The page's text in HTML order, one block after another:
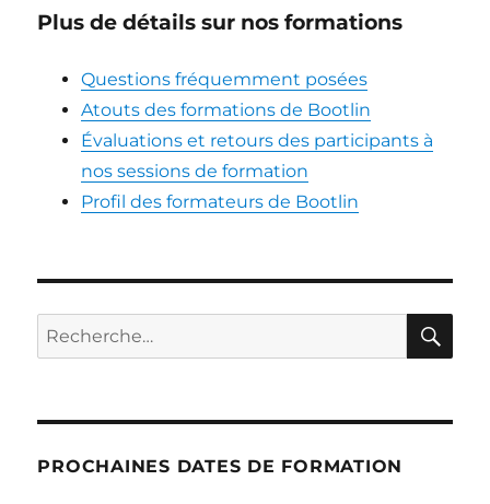
Plus de détails sur nos formations
Questions fréquemment posées
Atouts des formations de Bootlin
Évaluations et retours des participants à
nos sessions de formation
Profil des formateurs de Bootlin
Recherche
pour :
PROCHAINES DATES DE FORMATION